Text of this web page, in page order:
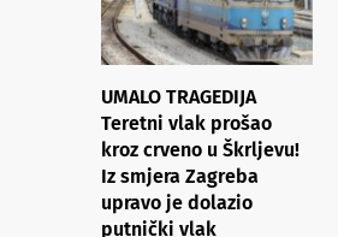
UMALO TRAGEDIJA
Teretni vlak prošao
kroz crveno u Škrljevu!
Iz smjera Zagreba
upravo je dolazio
putnički vlak